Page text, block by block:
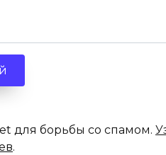
для борьбы со спамом.
.